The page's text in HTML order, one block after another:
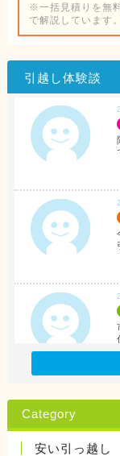
※一括見積りを無
で解説しています
引越し体験談
Category
安い引っ越し